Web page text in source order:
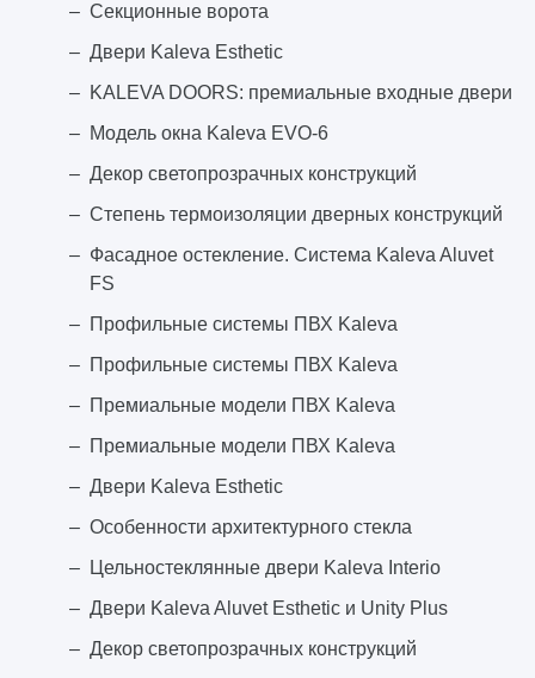
Секционные ворота
Двери Kaleva Esthetic
KALEVA DOORS: премиальные входные двери
Модель окна Kaleva EVO-6
Декор светопрозрачных конструкций
Степень термоизоляции дверных конструкций
Фасадное остекление. Система Kaleva Aluvet
FS
Профильные системы ПВХ Kaleva
Профильные системы ПВХ Kaleva
Премиальные модели ПВХ Kaleva
Премиальные модели ПВХ Kaleva
Двери Kaleva Esthetic
Особенности архитектурного стекла
Цельностеклянные двери Kaleva Interio
Двери Kaleva Aluvet Esthetic и Unity Plus
Декор светопрозрачных конструкций